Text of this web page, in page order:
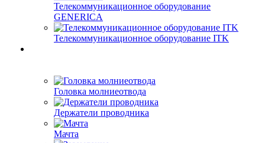
Телекоммуникационное оборудование
GENERICA
Телекоммуникационное оборудование ITK
Головка молниеотвода
Держатели проводника
Мачта